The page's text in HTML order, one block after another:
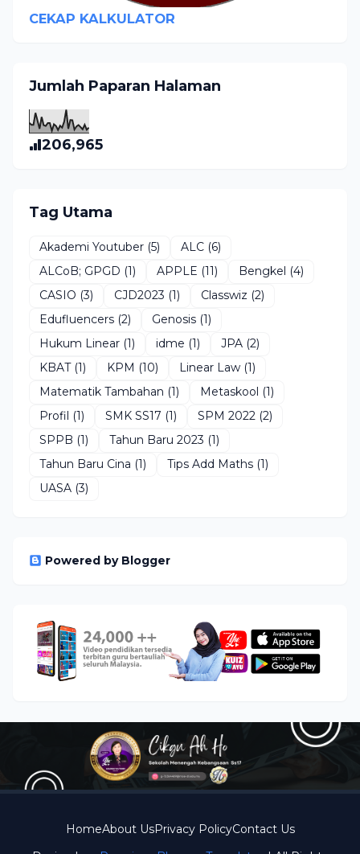
CEKAP KALKULATOR
Jumlah Paparan Halaman
206,965
Tag Utama
Akademi Youtuber (5) ALC (6)
ALCoB; GPGD (1) APPLE (11) Bengkel (4)
CASIO (3) CJD2023 (1) Classwiz (2)
Edufluencers (2) Genosis (1)
Hukum Linear (1) idme (1) JPA (2)
KBAT (1) KPM (10) Linear Law (1)
Matematik Tambahan (1) Metaskool (1)
Profil (1) SMK SS17 (1) SPM 2022 (2)
SPPB (1) Tahun Baru 2023 (1)
Tahun Baru Cina (1) Tips Add Maths (1)
UASA (3)
Powered by Blogger
HomeAbout UsPrivacy PolicyContact Us